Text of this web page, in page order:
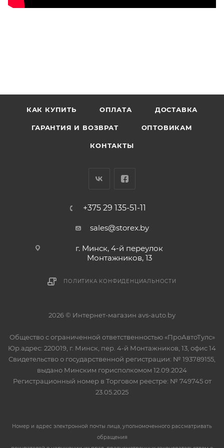
КАК КУПИТЬ ОПЛАТА ДОСТАВКА
ГАРАНТИЯ И ВОЗВРАТ ОПТОВИКАМ
КОНТАКТЫ
+375 29 135-51-11
sales@storex.by
г. Минск, 4-й переулок
Монтажников, 13
ПОЛИТИКА КОНФИДЕНЦИАЛЬНОСТИ
2026 © Интернет-магазин avs-auto.by
Общество с ограниченной ответственностью «ПроАвтоТулс»
Юр.адрес: 220019, г. Минск, пер. 4-й Монтажников, 13, офис 14
Свидетельство о государственной регистрации: № 193789155,
выдано Минским горисполкомом 12.09.2024
Регистрационный номер в Торговом реестре: № 749745 от
23.05.2025
Номер и адрес электронной почты лица, уполномоченного рассматривать
обращения